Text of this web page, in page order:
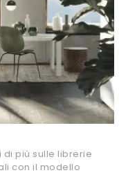
più sulle librerie
con il modello